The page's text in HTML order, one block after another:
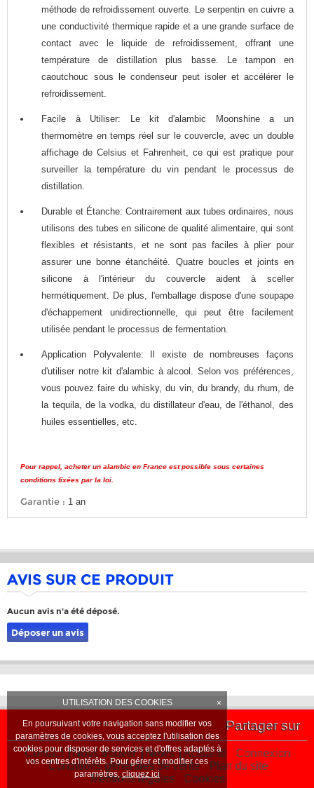
UTILISATION DES COOKIES ×
En poursuivant votre navigation sans modifier vos
paramètres de cookies, vous acceptez l'utilisation des
cookies pour disposer de services et d'offres adaptés à
vos centres d'intérêts. Pour gérer et modifier ces
paramètres,cliquez ici
méthode de refroidissement ouverte. Le serpentin en cuivre a
une conductivité thermique rapide et a une grande surface de
contact avec le liquide de refroidissement, offrant une
température de distillation plus basse. Le tampon en
caoutchouc sous le condenseur peut isoler et accélérer le
refroidissement.
Facile à Utiliser: Le kit d'alambic Moonshine a un
thermomètre en temps réel sur le couvercle, avec un double
affichage de Celsius et Fahrenheit, ce qui est pratique pour
surveiller la température du vin pendant le processus de
distillation.
Durable et Étanche: Contrairement aux tubes ordinaires, nous
utilisons des tubes en silicone de qualité alimentaire, qui sont
flexibles et résistants, et ne sont pas faciles à plier pour
assurer une bonne étanchéité. Quatre boucles et joints en
silicone à l'intérieur du couvercle aident à sceller
hermétiquement. De plus, l'emballage dispose d'une soupape
d'échappement unidirectionnelle, qui peut être facilement
utilisée pendant le processus de fermentation.
Application Polyvalente: Il existe de nombreuses façons
d'utiliser notre kit d'alambic à alcool. Selon vos préférences,
vous pouvez faire du whisky, du vin, du brandy, du rhum, de
la tequila, de la vodka, du distillateur d'eau, de l'éthanol, des
huiles essentielles, etc.
Pour rappel, acheter un alambic en France est possible sous certaines
conditions fixées par la loi.
Garantie : 1 an
AVIS SUR CE PRODUIT
Aucun avis n'a été déposé.
Déposer un avis
Partager sur
Contact Nous trouver News Actualité
Connexion
Conditions générales de vente
Plan du site
Mentions légales
Cookies